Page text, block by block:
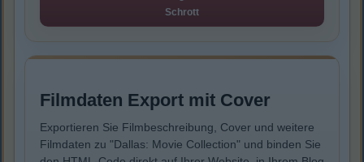
Schrott
Filmdaten Export mit Cover
Exportieren Sie Filmbeschreibung, Cover und weitere
Filmdaten zu "Dallas: Movie Collection" und binden Sie